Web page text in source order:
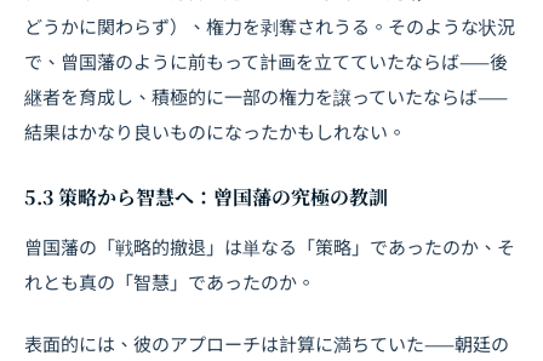
どうかに関わらず）、権力を剥奪されうる。そのような状況
で、曾国藩のように前もって計画を立てていたならば——後
継者を育成し、積極的に一部の権力を譲っていたならば——
結果はかなり良いものになったかもしれない。
5.3 策略から智慧へ：曾国藩の究極の教訓
曾国藩の「戦略的撤退」は単なる「策略」であったのか、そ
れとも真の「智慧」であったのか。
表面的には、彼のアプローチは計算に満ちていた——朝廷の